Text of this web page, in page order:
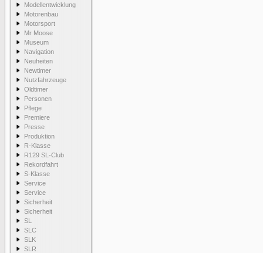
Modellentwicklung
Motorenbau
Motorsport
Mr Moose
Museum
Navigation
Neuheiten
Newtimer
Nutzfahrzeuge
Oldtimer
Personen
Pflege
Premiere
Presse
Produktion
R-Klasse
R129 SL-Club
Rekordfahrt
S-Klasse
Service
Service
Sicherheit
Sicherheit
SL
SLC
SLK
SLR